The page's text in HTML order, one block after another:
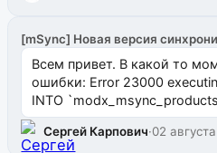
[mSync] Новая версия
Всем привет. В какой то
ошибки: Error 23000
INTO
`uuid_1c`) VALUES ...
Сергей Карпович·02